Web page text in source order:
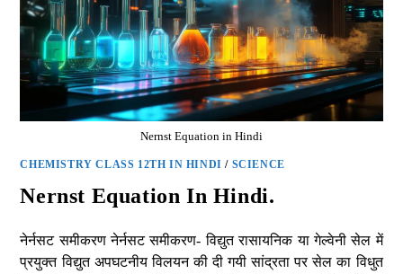
Nernst Equation in Hindi
CHEMISTRY CLASS 12TH IN HINDI / SCIENCE
Nernst Equation In Hindi.
नेर्नसट समीकरण नेर्नसट समीकरण- विद्युत रासायनिक या गेल्वेनी सेल में
प्रयुक्त विद्युत अपघटनीय विलयन की दी गयी सांद्रता पर सेल का विधुत